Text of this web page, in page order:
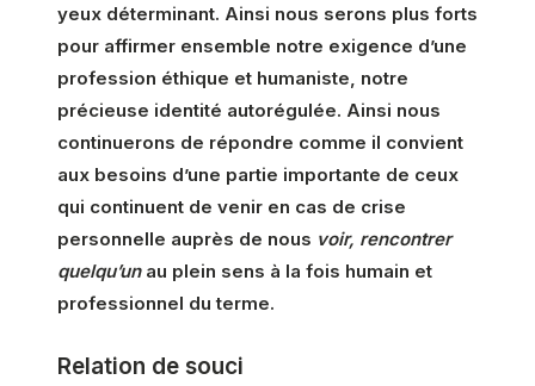
yeux déterminant. Ainsi nous serons plus forts
pour affirmer ensemble notre exigence d’une
profession éthique et humaniste, notre
précieuse identité autorégulée. Ainsi nous
continuerons de répondre comme il convient
aux besoins d’une partie importante de ceux
qui continuent de venir en cas de crise
personnelle auprès de nous voir, rencontrer
quelqu’unau plein sens à la fois humain et
professionnel du terme.
Relation de souci